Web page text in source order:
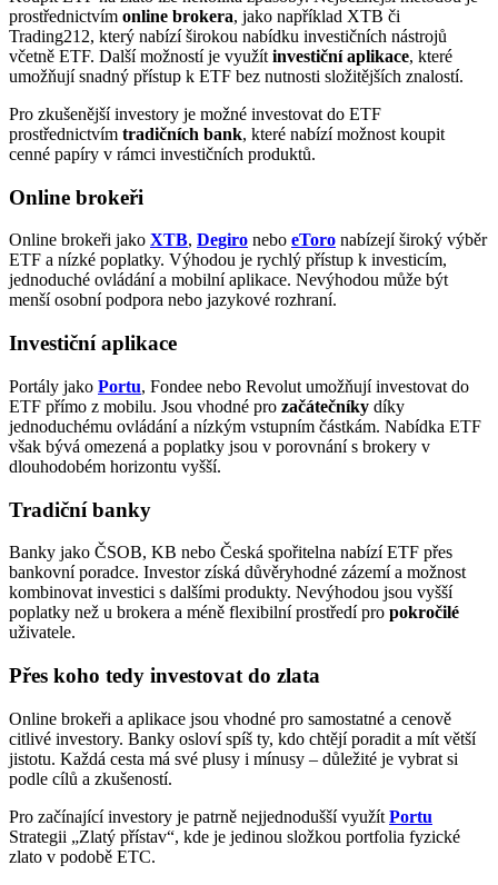
prostřednictvím online brokera, jako například XTB či
Trading212, který nabízí širokou nabídku investičních nástrojů
včetně ETF. Další možností je využít investiční aplikace, které
umožňují snadný přístup k ETF bez nutnosti složitějších znalostí.
Pro zkušenější investory je možné investovat do ETF
prostřednictvím tradičních bank, které nabízí možnost koupit
cenné papíry v rámci investičních produktů.
Online brokeři
Online brokeři jako XTB, Degiro nebo eToro nabízejí široký výběr
ETF a nízké poplatky. Výhodou je rychlý přístup k investicím,
jednoduché ovládání a mobilní aplikace. Nevýhodou může být
menší osobní podpora nebo jazykové rozhraní.
Investiční aplikace
Portály jako Portu, Fondee nebo Revolut umožňují investovat do
ETF přímo z mobilu. Jsou vhodné pro začátečníky díky
jednoduchému ovládání a nízkým vstupním částkám. Nabídka ETF
však bývá omezená a poplatky jsou v porovnání s brokery v
dlouhodobém horizontu vyšší.
Tradiční banky
Banky jako ČSOB, KB nebo Česká spořitelna nabízí ETF přes
bankovní poradce. Investor získá důvěryhodné zázemí a možnost
kombinovat investici s dalšími produkty. Nevýhodou jsou vyšší
poplatky než u brokera a méně flexibilní prostředí pro pokročilé
uživatele.
Přes koho tedy investovat do zlata
Online brokeři a aplikace jsou vhodné pro samostatné a cenově
citlivé investory. Banky osloví spíš ty, kdo chtějí poradit a mít větší
jistotu. Každá cesta má své plusy i mínusy – důležité je vybrat si
podle cílů a zkušeností.
Pro začínající investory je patrně nejjednodušší využít Portu
Strategii „Zlatý přístav“, kde je jedinou složkou portfolia fyzické
zlato v podobě ETC.